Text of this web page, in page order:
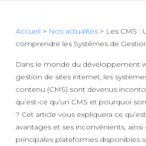
Accueil > Nos actualités> Les CMS :
comprendre les Systèmes de
Dans le monde du développement
gestion de sites internet, les
contenu (CMS) sont devenus
qu’est-ce qu’un CMS et pourquoi
? Cet article vous expliquera ce
avantages et ses inconvénients, ainsi
principales plateformes disponibles